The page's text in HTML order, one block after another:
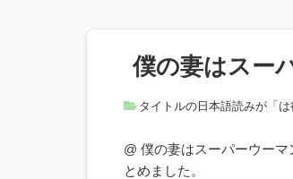
僕の妻はスー
タイトルの日本語読みが「
@ 僕の妻はスーパーウー
とめました。